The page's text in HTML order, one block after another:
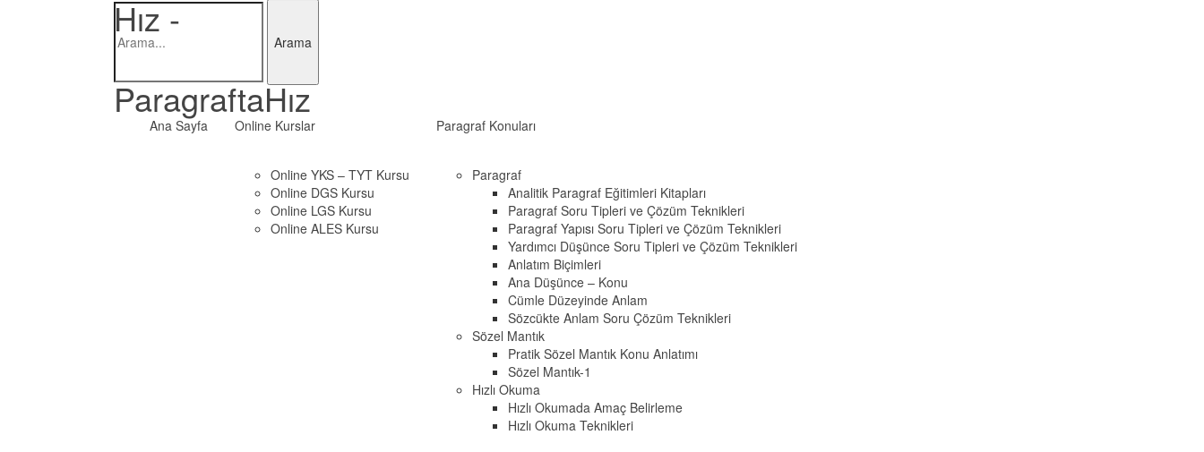
Hız -
ParagraftaHız
Ana Sayfa Online Kurslar
Online YKS – TYT Kursu
Online DGS Kursu
Online LGS Kursu
Online ALES Kursu
Paragraf Konuları
Paragraf
Analitik Paragraf Eğitimleri Kitapları
Paragraf Soru Tipleri ve Çözüm Teknikleri
Paragraf Yapısı Soru Tipleri ve Çözüm Teknikleri
Yardımcı Düşünce Soru Tipleri ve Çözüm Teknikleri
Anlatım Biçimleri
Ana Düşünce – Konu
Cümle Düzeyinde Anlam
Sözcükte Anlam Soru Çözüm Teknikleri
Sözel Mantık
Pratik Sözel Mantık Konu Anlatımı
Sözel Mantık-1
Hızlı Okuma
Hızlı Okumada Amaç Belirleme
Hızlı Okuma Teknikleri